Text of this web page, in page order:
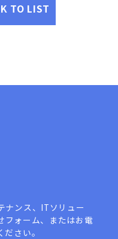
TO LIST
ナンス、ITソリュー
フォーム、またはお電
さい。